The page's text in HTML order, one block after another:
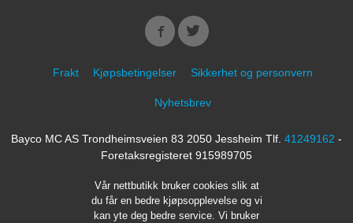
Frakt Kjøpsbetingelser Sikkerhet og personvern
Nyhetsbrev
Bayco MC AS Trondheimsveien 83 2050 Jessheim Tlf. 41249162 -
Foretaksregisteret 915989705
Vår nettbutikk bruker cookies slik at
du får en bedre kjøpsopplevelse og vi
kan yte deg bedre service. Vi bruker